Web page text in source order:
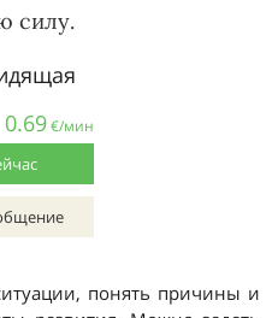
силу.